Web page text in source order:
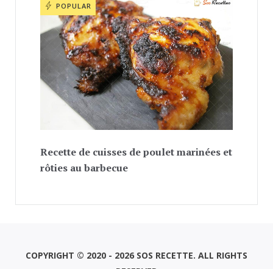
POPULAR
Recette de cuisses de poulet marinées et
rôties au barbecue
COPYRIGHT © 2020 - 2026 SOS RECETTE. ALL RIGHTS